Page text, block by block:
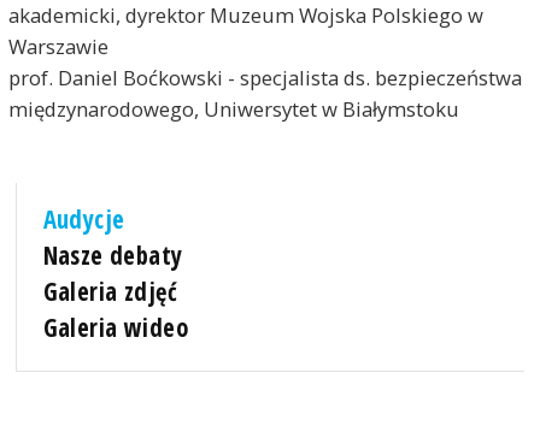
akademicki, dyrektor Muzeum Wojska Polskiego w
Warszawie
prof. Daniel Boćkowski - specjalista ds. bezpieczeństwa
międzynarodowego, Uniwersytet w Białymstoku
Audycje
Nasze debaty
Galeria zdjęć
Galeria wideo